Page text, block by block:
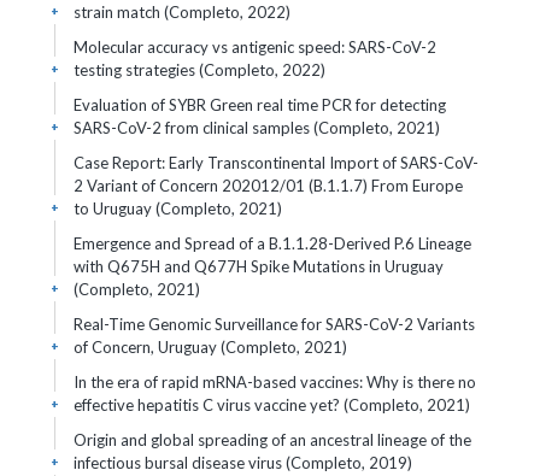
strain match (Completo, 2022)
+
Molecular accuracy vs antigenic speed: SARS-CoV-2
testing strategies (Completo, 2022)
+
Evaluation of SYBR Green real time PCR for detecting
SARS-CoV-2 from clinical samples (Completo, 2021)
+
Case Report: Early Transcontinental Import of SARS-CoV-
2 Variant of Concern 202012/01 (B.1.1.7) From Europe
to Uruguay (Completo, 2021)
+
Emergence and Spread of a B.1.1.28-Derived P.6 Lineage
with Q675H and Q677H Spike Mutations in Uruguay
(Completo, 2021)
+
Real-Time Genomic Surveillance for SARS-CoV-2 Variants
of Concern, Uruguay (Completo, 2021)
+
In the era of rapid mRNA-based vaccines: Why is there no
effective hepatitis C virus vaccine yet? (Completo, 2021)
+
Origin and global spreading of an ancestral lineage of the
infectious bursal disease virus (Completo, 2019)
+